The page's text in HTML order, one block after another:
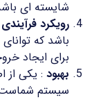
شایسته ای
رویکرد فرآیندی
باشد که
برای ایجاد
بهبود : یکی از
سیستم شماست.